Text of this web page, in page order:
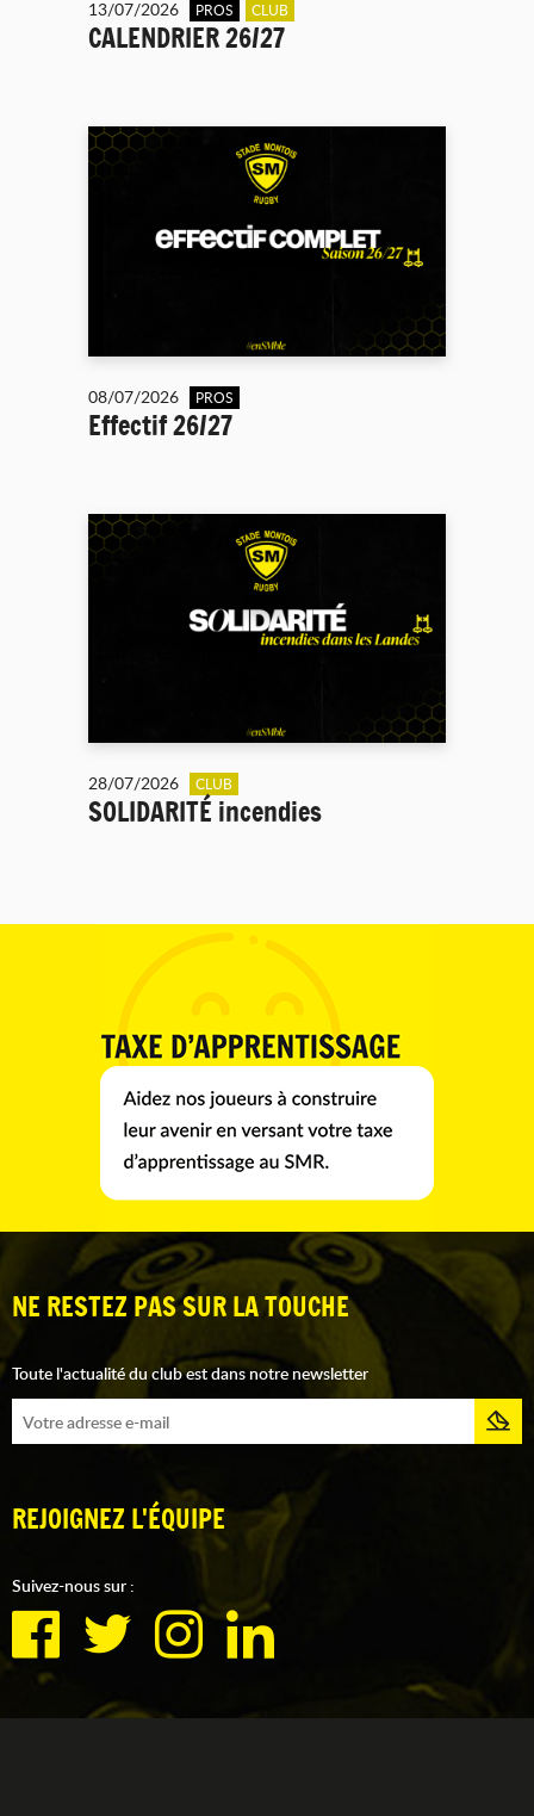
13/07/2026 PROS CLUB
CALENDRIER 26/27
08/07/2026 PROS
Effectif 26/27
28/07/2026 CLUB
SOLIDARITÉ incendies
NE RESTEZ PAS SUR LA TOUCHE
Toute l'actualité du club est dans notre newsletter
REJOIGNEZ L'ÉQUIPE
Suivez-nous sur :